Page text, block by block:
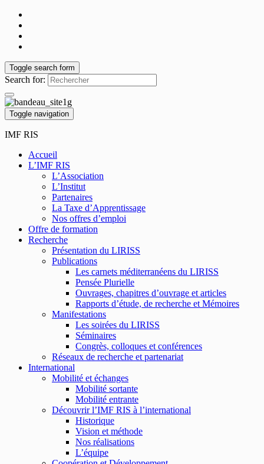
Toggle search form
Search for:
Toggle navigation
IMF RIS
Accueil
L’IMF RIS
L’Association
L’Institut
Partenaires
La Taxe d’Apprentissage
Nos offres d’emploi
Offre de formation
Recherche
Présentation du LIRISS
Publications
Les carnets méditerranéens du LIRISS
Pensée Plurielle
Ouvrages, chapitres d’ouvrage et articles
Rapports d’étude, de recherche et Mémoires
Manifestations
Les soirées du LIRISS
Séminaires
Congrès, colloques et conférences
Réseaux de recherche et partenariat
International
Mobilité et échanges
Mobilité sortante
Mobilité entrante
Découvrir l’IMF RIS à l’international
Historique
Vision et méthode
Nos réalisations
L’équipe